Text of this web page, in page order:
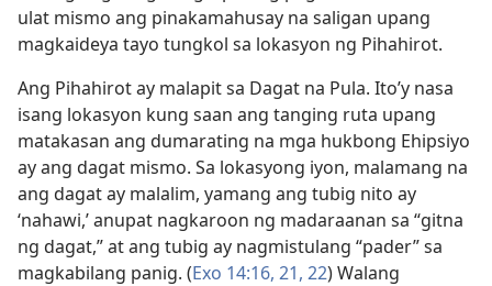
ulat mismo ang pinakamahusay na saligan upang
magkaideya tayo tungkol sa lokasyon ng Pihahirot.
Ang Pihahirot ay malapit sa Dagat na Pula. Ito’y nasa
isang lokasyon kung saan ang tanging ruta upang
matakasan ang dumarating na mga hukbong Ehipsiyo
ay ang dagat mismo. Sa lokasyong iyon, malamang na
ang dagat ay malalim, yamang ang tubig nito ay
‘nahawi,’ anupat nagkaroon ng madaraanan sa “gitna
ng dagat,” at ang tubig ay nagmistulang “pader” sa
magkabilang panig. (Exo 14:16, 21, 22) Walang